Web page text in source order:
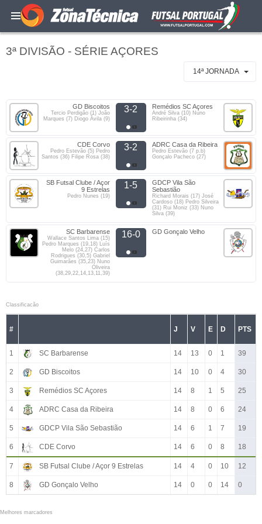
3ª DIVISÃO - SÉRIE AÇORES
14ª JORNADA
GD Biscoitos
Tercio Perdigão (1) João
Marques (7) Diogo Ávila (9)
3-2 Remédios SC Açores
André Silva (10) Nuno
Ribeirinha (34)
CDE Corvo
Pedro Estevão (5) Pedro
Santos (36) Filipe Rosa (38)
3-2 ADRC Casa da Ribeira
Pedro Estevão (7 p.b)
Gonçalo Pacheco (27)
SB Futsal Clube / Açor
9 Estrelas
Pedro Nunes (19)
1-5
GDCP Vila São
Sebastião
Richard Morais (17) José
Cardoso (18) Pedro Silveira
(31) Rui Moniz (33) Nuno
Silva (39)
SC Barbarense
Wallace Santos Lima (15)
Pedro Marques (19,18) Luís
Melo (24,27) Carlos
Rodrigues (30,5) Gabriel
Guimarães (35,23) Nuno
Oliveira
(38,29,22,14,13,11,39)
16-0 GD Gonçalo Velho
Classificacão
# J V E D PTS
1 SC Barbarense 14 13 0 1 39
2 GD Biscoitos 14 10 0 4 30
3 Remédios SC Açores 14 8 1 5 25
4 ADRC Casa da Ribeira 14 8 0 6 24
5 GDCP Vila São Sebastião 14 6 1 7 19
6 CDE Corvo 14 6 0 8 18
7 SB Futsal Clube / Açor 9 Estrelas 14 4 0 10 12
8 GD Gonçalo Velho 14 0 0 14 0
Melhores marcadores